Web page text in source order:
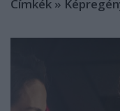
Címkék »